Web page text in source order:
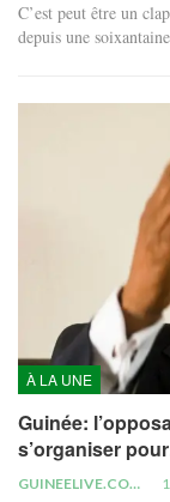
C’est peut être un
depuis une
À LA UNE
Guinée:
s’organiser
GUINEELIVE.COM